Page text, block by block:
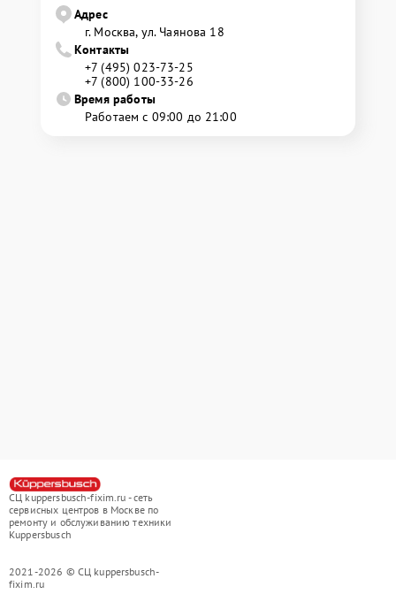
Адрес
г. Москва, ул. Чаянова 18
Контакты
+7 (495) 023-73-25
+7 (800) 100-33-26
Время работы
Работаем с 09:00 до 21:00
СЦ kuppersbusch-fixim.ru - сеть
сервисных центров в Москве по
ремонту и обслуживанию техники
Kuppersbusch
2021-2026 © СЦ kuppersbusch-
fixim.ru